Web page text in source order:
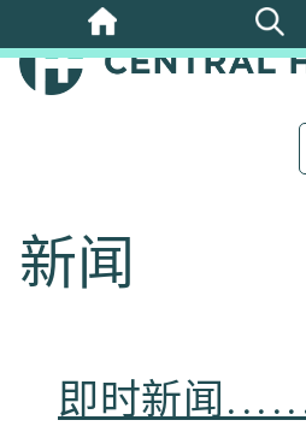
至
主
新闻
即时新闻